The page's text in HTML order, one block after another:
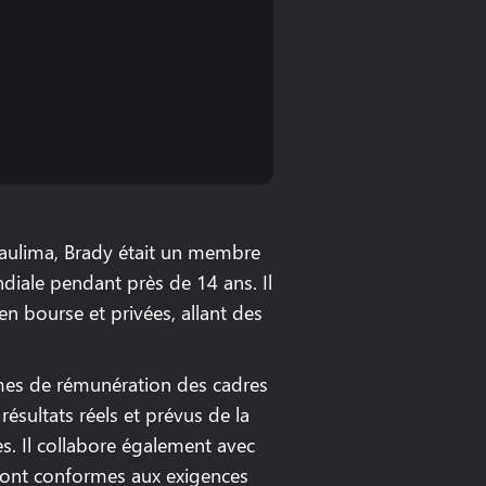
Brady était un membre
pendant près de 14 ans. Il
bourse et privées, allant des
de rémunération des cadres
réels et prévus de la
Il collabore également avec
conformes aux exigences